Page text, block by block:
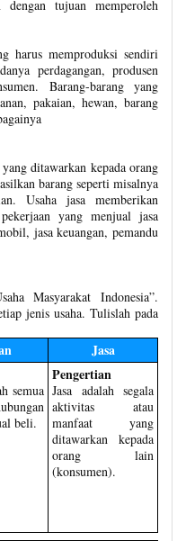
tujuan memperoleh
harus memproduksi sendiri
perdagangan, produsen
Barang-barang yang
pakaian, hewan, barang
ditawarkan kepada orang
barang seperti misalnya
Usaha jasa memberikan
yang menjual jasa
jasa keuangan, pemandu
Masyarakat Indonesia”.
jenis usaha. Tulislah pada
Jasa
semua
beli.
Pengertian
Jasa adalah segala
aktivitas atau
manfaat yang
ditawarkan kepada
orang lain
(konsumen).